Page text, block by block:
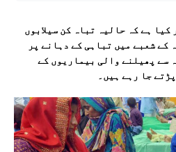
ہے کہ حالیہ تباہ کن سیلابوں
کے شعبے میں تباہی کے دہانے پر
سے پھیلنے والی بیماریوں کے
جا رہے ہیں۔